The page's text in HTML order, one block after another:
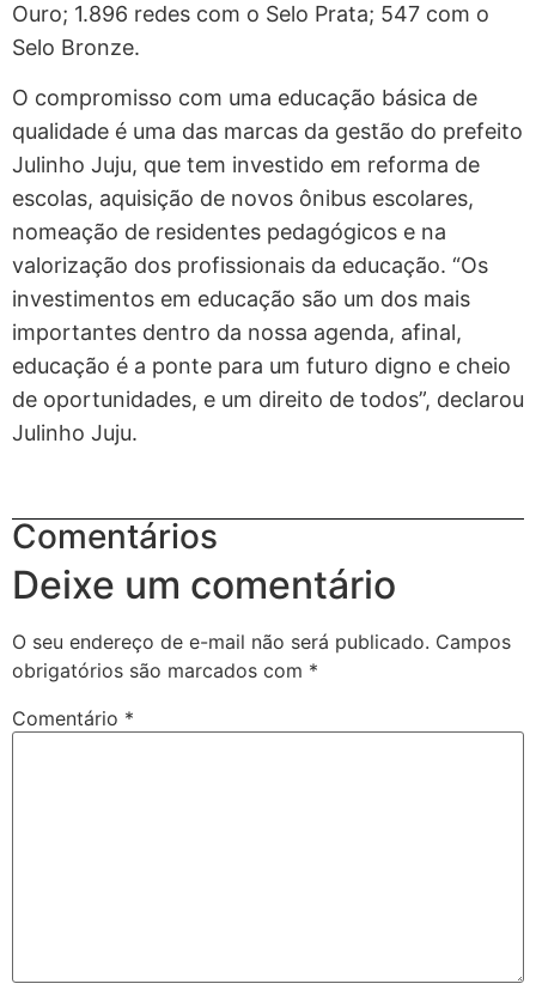
Ouro; 1.896 redes com o Selo Prata; 547 com o
Selo Bronze.
O compromisso com uma educação básica de
qualidade é uma das marcas da gestão do prefeito
Julinho Juju, que tem investido em reforma de
escolas, aquisição de novos ônibus escolares,
nomeação de residentes pedagógicos e na
valorização dos profissionais da educação. “Os
investimentos em educação são um dos mais
importantes dentro da nossa agenda, afinal,
educação é a ponte para um futuro digno e cheio
de oportunidades, e um direito de todos”, declarou
Julinho Juju.
Comentários
Deixe um comentário
O seu endereço de e-mail não será publicado. Campos
obrigatórios são marcados com *
Comentário *